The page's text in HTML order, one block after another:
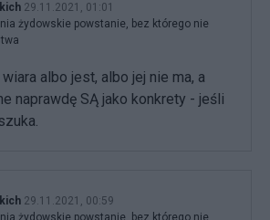
29.11.2021, 01:01
żydowskie powstanie, bez którego nie
albo jest, albo jej nie ma, a
naprawdę SĄ jako konkrety - jeśli
29.11.2021, 00:59
żydowskie powstanie, bez którego nie